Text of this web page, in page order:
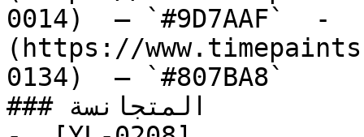
0014)  — `#9D7AAF`  -
(https://
0134)  — `#807BA8`
### المتجانسة